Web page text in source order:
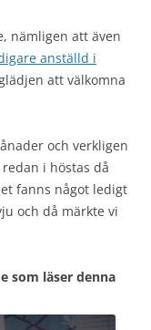
nämligen att även
anställd i
att välkomna
och verkligen
i höstas då
fanns något ledigt
och då märkte vi
som läser denna